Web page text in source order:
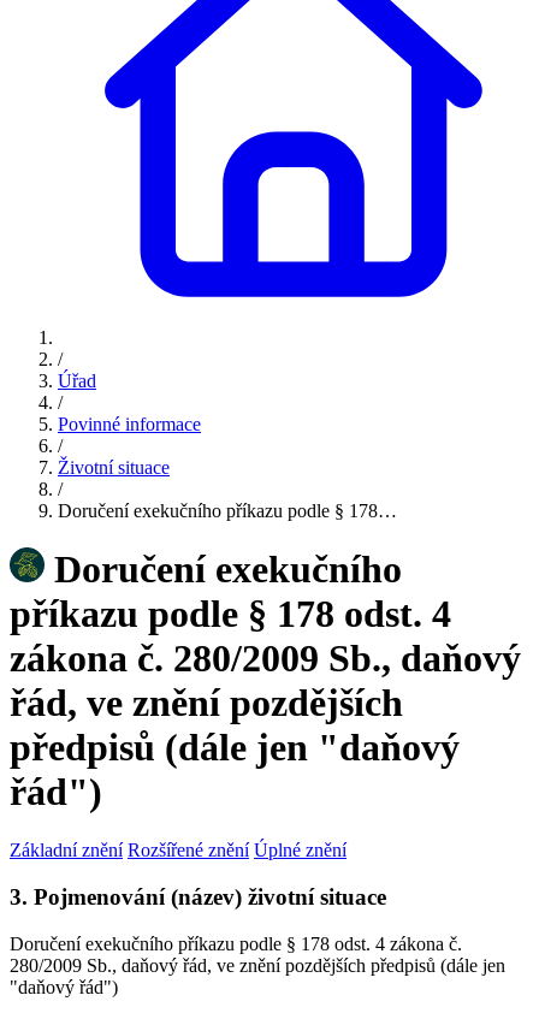
/
Úřad
/
Povinné informace
/
Životní situace
/
Doručení exekučního příkazu podle § 178…
Doručení exekučního
příkazu podle § 178 odst. 4
zákona č. 280/2009 Sb., daňový
řád, ve znění pozdějších
předpisů (dále jen "daňový
řád")
Základní znění Rozšířené znění Úplné znění
3. Pojmenování (název) životní situace
Doručení exekučního příkazu podle § 178 odst. 4 zákona č.
280/2009 Sb., daňový řád, ve znění pozdějších předpisů (dále jen
"daňový řád")